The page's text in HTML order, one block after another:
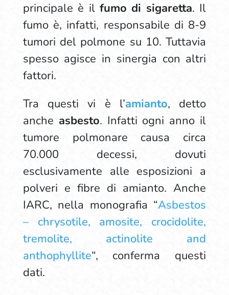
principale è il fumo di sigaretta. Il
fumo è, infatti, responsabile di 8-9
tumori del polmone su 10. Tuttavia
spesso agisce in sinergia con altri
fattori.
Tra questi vi è l’amianto, detto
anche asbesto. Infatti ogni anno il
tumore polmonare causa circa
70.000 decessi, dovuti
esclusivamente alle esposizioni a
polveri e fibre di amianto. Anche
IARC, nella monografia “Asbestos
– chrysotile, amosite, crocidolite,
tremolite, actinolite and
anthophyllite“, conferma questi
dati.